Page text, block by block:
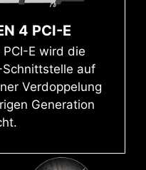
und Speicher
4 PCI-E
E wird die
auf
Verdoppelung
Generation
der PRO-serie
zu liefern.
Mount
reduziert die
Störungen und
Kombination mit
ein störungsfreies
Mit dieser
Informationen
deines PCs
Formaten
speichern.